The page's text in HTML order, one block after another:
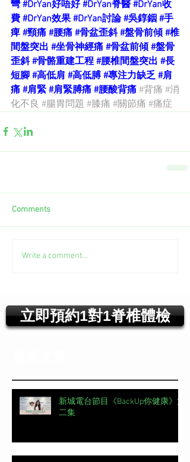
彎 #DrYan好唔好 #DrYan脊醫 #DrYan收
費 #DrYan效果 #DrYan討論 #吳錞銦 #手
痺 #頸痛 #腰痛 #骨盆歪斜 #盤骨前傾 #椎
間盤突出 #坐骨神經痛 #骨盆前傾 #盤骨
歪斜 #骨骼重建工程 #腰椎間盤突出 #長
短腳 #高低肩 #高低膊 #專注力缺乏 #肩
痛 #肩緊 #肩緊膊痛 #腰酸背痛 #背痛 #消
化不良 #腸胃問題 #膝痛 #關節痛 #痛症
Comments
Write a comment...
立即預約1對1脊椎體檢
新城電台節目《BackUp你健康》第
二集